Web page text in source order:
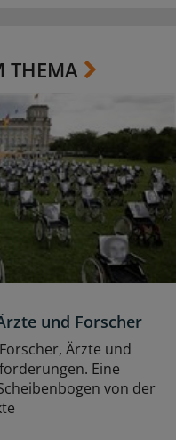
THEMA
und Forscher
Ärzte und
Eine
von der